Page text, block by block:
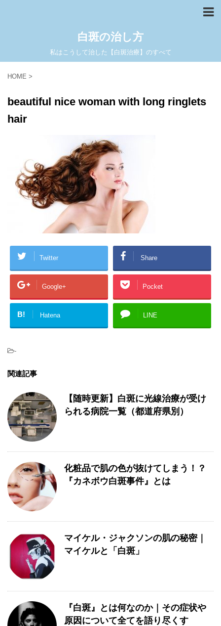
白斑の治し方
私はこうして治した【白斑治療】のすべて
HOME >
beautiful nice woman with long ringlets
hair
Twitter Share
Google+ Pocket
B! Hatena LINE
-
関連記事
【随時更新】白斑に光線治療が受け
られる病院一覧（都道府県別）
化粧品で肌の色が抜けてしまう！？
『カネボウ白斑事件』とは
マイケル・ジャクソンの肌の秘密｜
マイケルと「白斑」
『白斑』とは何なのか｜その症状や
原因について全てを語り尽くす